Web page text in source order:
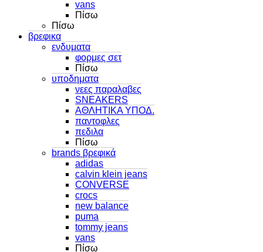
vans
Πίσω
Πίσω
βρεφικα
ενδυματα
φορμες σετ
Πίσω
υποδηματα
νεες παραλαβες
SNEAKERS
ΑΘΛΗΤΙΚΑ ΥΠΟΔ.
παντοφλες
πεδιλα
Πίσω
brands βρεφικά
adidas
calvin klein jeans
CONVERSE
crocs
new balance
puma
tommy jeans
vans
Πίσω